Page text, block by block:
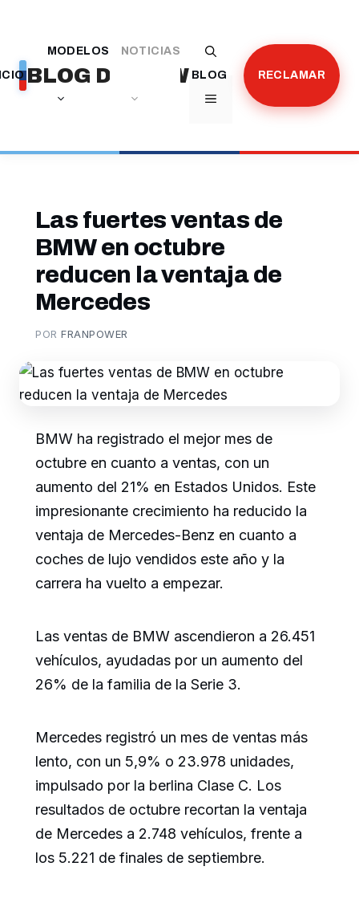
contenido
BLOG DE BMW
MENÚ
MODELOS
NOTICIAS
BLOG
RECLAMAR
Las fuertes ventas de
BMW en octubre
reducen la ventaja de
Mercedes
PORFRANPOWER
BMW ha registrado el mejor mes de
octubre en cuanto a ventas, con un
aumento del 21% en Estados Unidos. Este
impresionante crecimiento ha reducido la
ventaja de Mercedes-Benz en cuanto a
coches de lujo vendidos este año y la
carrera ha vuelto a empezar.
Las ventas de BMW ascendieron a 26.451
vehículos, ayudadas por un aumento del
26% de la familia de la Serie 3.
Mercedes registró un mes de ventas más
lento, con un 5,9% o 23.978 unidades,
impulsado por la berlina Clase C. Los
resultados de octubre recortan la ventaja
de Mercedes a 2.748 vehículos, frente a
los 5.221 de finales de septiembre.